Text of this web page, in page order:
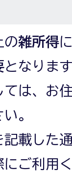
の雑所得
となりま
は、お
。
載した
にご利用